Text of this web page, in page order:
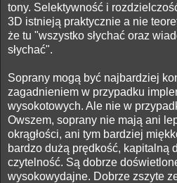
tony. Selektywność i
3D istnieją praktycznie a nie
że tu "wszystko słychać oraz
słychać".
Soprany mogą być najbardziej
zagadnieniem w przypadku
wysokotowych. Ale nie w
Owszem, soprany nie mają ani
okrągłości, ani tym bardziej
bardzo dużą prędkość, kapitalną
czytelność. Są dobrze
wysokowydajne. Dobrze zszyte